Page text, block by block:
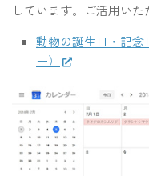
しています。ご活用いた
動物の誕生日・記
ー）